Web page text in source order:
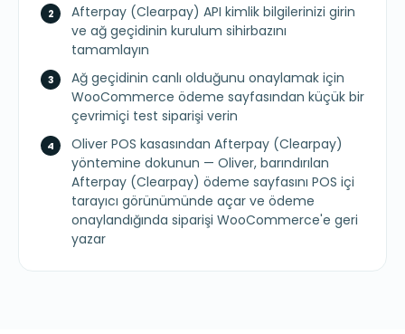
Afterpay (Clearpay) API kimlik bilgilerinizi girin
ve ağ geçidinin kurulum sihirbazını
tamamlayın
Ağ geçidinin canlı olduğunu onaylamak için
WooCommerce ödeme sayfasından küçük bir
çevrimiçi test siparişi verin
Oliver POS kasasından Afterpay (Clearpay)
yöntemine dokunun — Oliver, barındırılan
Afterpay (Clearpay) ödeme sayfasını POS içi
tarayıcı görünümünde açar ve ödeme
onaylandığında siparişi WooCommerce'e geri
yazar